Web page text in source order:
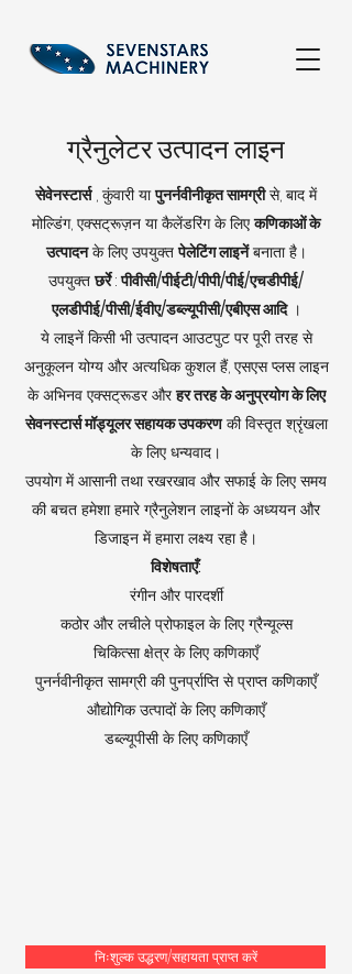
ग्रैनुलेटर उत्पादन लाइन
सेवेनस्टार्स, कुंवारी यापुनर्नवीनीकृत सामग्रीसे, बाद में
मोल्डिंग, एक्सट्रूज़न या कैलेंडरिंग के लिएकणिकाओं के
उत्पादनके लिए उपयुक्तपेलेटिंग लाइनेंबनाता है।
उपयुक्तछर्रे:पीवीसी/पीईटी/पीपी/पीई/एचडीपीई/
एलडीपीई/पीसी/ईवीए/डब्ल्यूपीसी/एबीएस आदि।
ये लाइनें किसी भी उत्पादन आउटपुट पर पूरी तरह से
अनुकूलन योग्य और अत्यधिक कुशल हैं, एसएस प्लस लाइन
के अभिनव एक्सट्रूडर औरहर तरह के अनुप्रयोग के लिए
सेवनस्टार्स मॉड्यूलर सहायक उपकरणकी विस्तृत श्रृंखला
के लिए धन्यवाद।
उपयोग में आसानी तथा रखरखाव और सफाई के लिए समय
की बचत हमेशा हमारे ग्रैनुलेशन लाइनों के अध्ययन और
डिजाइन में हमारा लक्ष्य रहा है।
विशेषताएँ:
रंगीन और पारदर्शी
कठोर और लचीले प्रोफाइल के लिए ग्रैन्यूल्स
चिकित्सा क्षेत्र के लिए कणिकाएँ
पुनर्नवीनीकृत सामग्री की पुनर्प्राप्ति से प्राप्त कणिकाएँ
औद्योगिक उत्पादों के लिए कणिकाएँ
डब्ल्यूपीसी के लिए कणिकाएँ
निःशुल्क उद्धरण/सहायता प्राप्त करें